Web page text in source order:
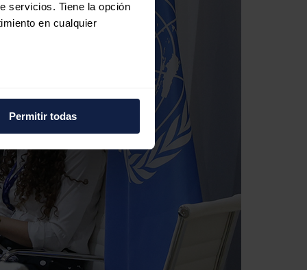
servicios. Tiene la opción
en cualquier
de redes sociales
nuestros partners de
les haya proporcionado o
Permitir todas